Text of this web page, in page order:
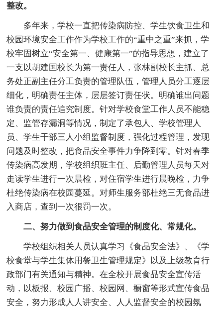
整改。
多年来，学校一直把传染病防控、学生饮食卫生和
校园环境安全工作作为学校工作的“重中之重”来抓，学
校牢固树立“安全第一、健康第一”的指导思想，建立了
一支以胡建国校长为第一责任人，张林副校长主抓、总
务处正副主任分工负责的管理队伍，管理人员分工逐层
细化，明确责任主体，层层签订责任状。明确谁出问题
谁负责的责任追究制度。针对学校食堂工作人员不能稳
定、监管存漏洞等情况，制定了承包人、学校管理人
员、学生干部三人小组监督制度，强化过程管理，发现
问题及时整改，把食品安全事件力争降到零。针对春季
传染病高发期，学校组织班主任、后勤管理人员每天对
走读学生进行一次晨检，对住宿学生进行晨晚检，力争
杜绝传染病在校园蔓延。对师生服务部杜绝三无食品进
入商店，查到一次很罚一次。
二、努力做到食品安全管理的制度化、常规化。
学校组织相关人员认真学习《食品安全法》、《学
校食堂与学生集体用餐卫生管理规定》以及上级教育行
政部门有关通知与精神。在全校开展食品安全宣传活
动，以板报、校园广播、校园网、橱窗等形式宣传食品
安全，努力形成人人讲安全、人人监督安全的校园氛